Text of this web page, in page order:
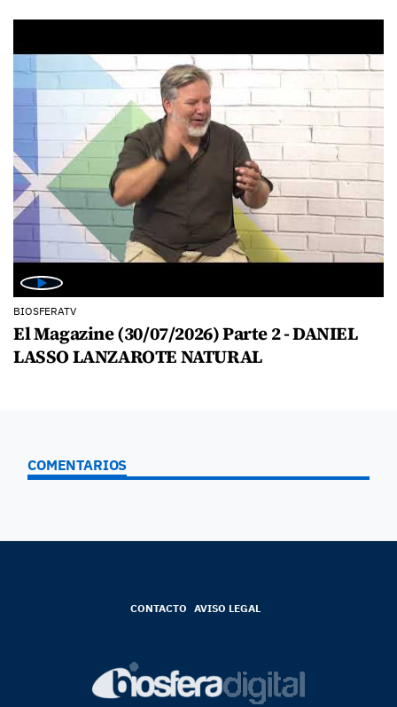
BIOSFERATV
El Magazine (30/07/2026) Parte 2 - DANIEL
LASSO LANZAROTE NATURAL
COMENTARIOS
CONTACTO AVISO LEGAL